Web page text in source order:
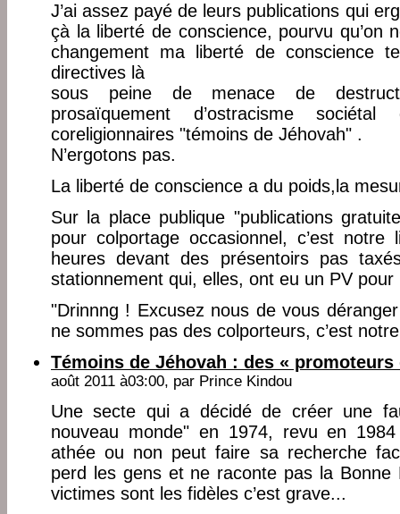
J’ai assez payé de leurs publications qui
çà la liberté de conscience, pourvu qu’on
changement ma liberté de conscience
directives là
sous peine de menace de
prosaïquement d’ostracisme
coreligionnaires "témoins de Jéhovah" .
N’ergotons pas.
La liberté de conscience a du poids,la
Sur la place publique "publications
pour colportage occasionnel, c’est notre
heures devant des présentoirs pas
stationnement qui, elles, ont eu un PV
"Drinnng ! Excusez nous de vous
ne sommes pas des colporteurs, c’est
Témoins de Jéhovah : des «
août 2011 à03:00, par Prince Kindou
Une secte qui a décidé de créer une
nouveau monde" en 1974, revu en
athée ou non peut faire sa recherche
perd les gens et ne raconte pas la Bonne
victimes sont les fidèles c’est grave...